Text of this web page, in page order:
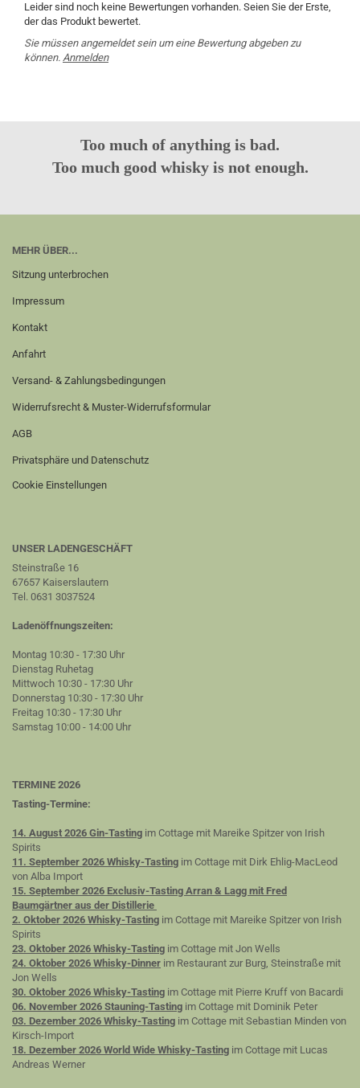
Leider sind noch keine Bewertungen vorhanden. Seien Sie der Erste,
der das Produkt bewertet.
Sie müssen angemeldet sein um eine Bewertung abgeben zu
können. Anmelden
Too much of anything is bad.
Too much good whisky is not enough.
MEHR ÜBER...
Sitzung unterbrochen
Impressum
Kontakt
Anfahrt
Versand- & Zahlungsbedingungen
Widerrufsrecht & Muster-Widerrufsformular
AGB
Privatsphäre und Datenschutz
Cookie Einstellungen
UNSER LADENGESCHÄFT
Steinstraße 16
67657 Kaiserslautern
Tel. 0631 3037524
Ladenöffnungszeiten:
Montag 10:30 - 17:30 Uhr
Dienstag Ruhetag
Mittwoch 10:30 - 17:30 Uhr
Donnerstag 10:30 - 17:30 Uhr
Freitag 10:30 - 17:30 Uhr
Samstag 10:00 - 14:00 Uhr
TERMINE 2026
Tasting-Termine:
14. August 2026 Gin-Tasting im Cottage mit Mareike Spitzer von Irish
Spirits
11. September 2026 Whisky-Tasting im Cottage mit Dirk Ehlig-MacLeod
von Alba Import
15. September 2026 Exclusiv-Tasting Arran & Lagg mit Fred
Baumgärtner aus der Distillerie
2. Oktober 2026 Whisky-Tasting im Cottage mit Mareike Spitzer von Irish
Spirits
23. Oktober 2026 Whisky-Tasting im Cottage mit Jon Wells
24. Oktober 2026 Whisky-Dinner im Restaurant zur Burg, Steinstraße mit
Jon Wells
30. Oktober 2026 Whisky-Tasting im Cottage mit Pierre Kruff von Bacardi
06. November 2026 Stauning-Tasting im Cottage mit Dominik Peter
03. Dezember 2026 Whisky-Tasting im Cottage mit Sebastian Minden von
Kirsch-Import
18. Dezember 2026 World Wide Whisky-Tasting im Cottage mit Lucas
Andreas Werner